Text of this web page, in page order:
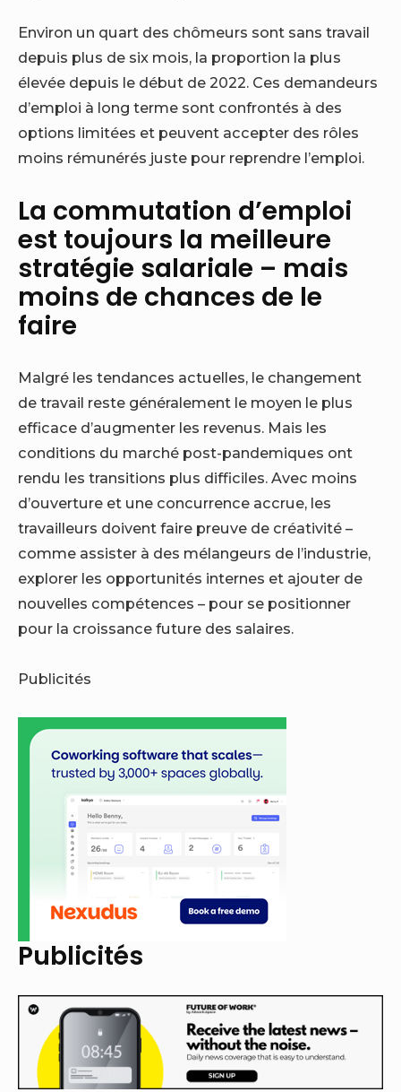
Environ un quart des chômeurs sont sans travail
depuis plus de six mois, la proportion la plus
élevée depuis le début de 2022. Ces demandeurs
d’emploi à long terme sont confrontés à des
options limitées et peuvent accepter des rôles
moins rémunérés juste pour reprendre l’emploi.
La commutation d’emploi
est toujours la meilleure
stratégie salariale – mais
moins de chances de le
faire
Malgré les tendances actuelles, le changement
de travail reste généralement le moyen le plus
efficace d’augmenter les revenus. Mais les
conditions du marché post-pandemiques ont
rendu les transitions plus difficiles. Avec moins
d’ouverture et une concurrence accrue, les
travailleurs doivent faire preuve de créativité –
comme assister à des mélangeurs de l’industrie,
explorer les opportunités internes et ajouter de
nouvelles compétences – pour se positionner
pour la croissance future des salaires.
Publicités
Publicités